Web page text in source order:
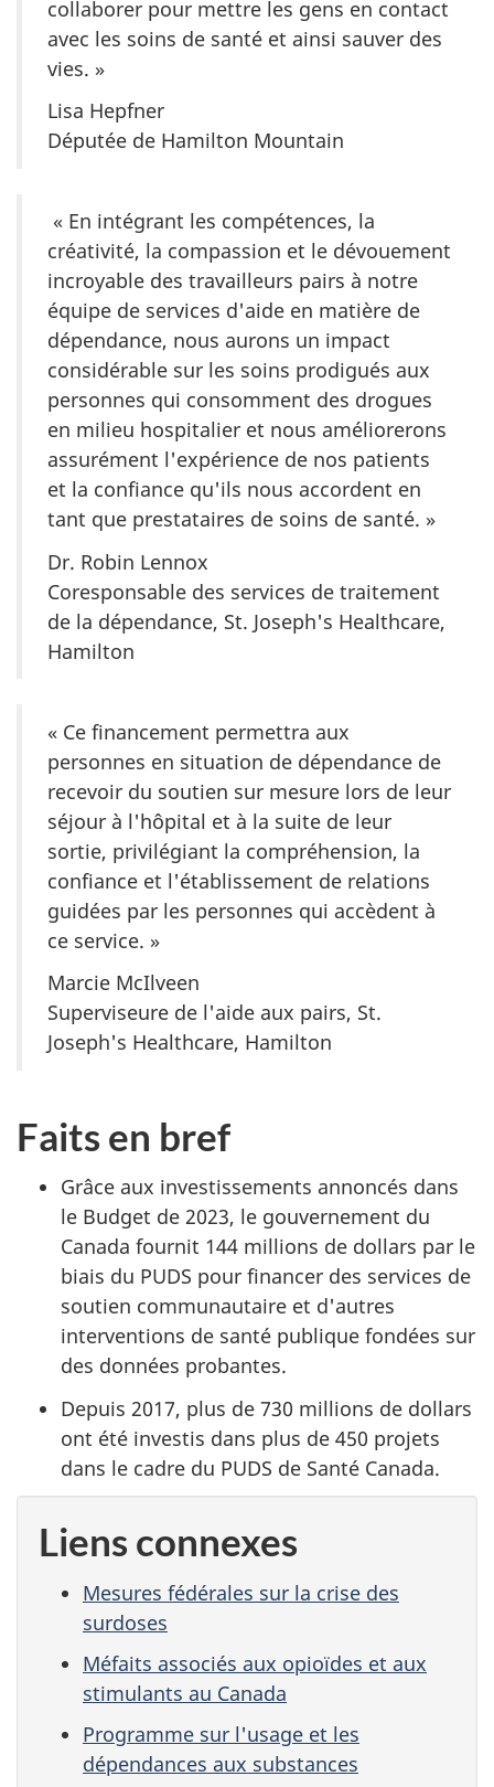
collaborer pour mettre les gens en contact
avec les soins de santé et ainsi sauver des
vies. »
Lisa Hepfner
Députée de Hamilton Mountain
« En intégrant les compétences, la
créativité, la compassion et le dévouement
incroyable des travailleurs pairs à notre
équipe de services d'aide en matière de
dépendance, nous aurons un impact
considérable sur les soins prodigués aux
personnes qui consomment des drogues
en milieu hospitalier et nous améliorerons
assurément l'expérience de nos patients
et la confiance qu'ils nous accordent en
tant que prestataires de soins de santé. »
Dr. Robin Lennox
Coresponsable des services de traitement
de la dépendance, St. Joseph's Healthcare,
Hamilton
« Ce financement permettra aux
personnes en situation de dépendance de
recevoir du soutien sur mesure lors de leur
séjour à l'hôpital et à la suite de leur
sortie, privilégiant la compréhension, la
confiance et l'établissement de relations
guidées par les personnes qui accèdent à
ce service. »
Marcie McIlveen
Superviseure de l'aide aux pairs, St.
Joseph's Healthcare, Hamilton
Faits en bref
Grâce aux investissements annoncés dans
le Budget de 2023, le gouvernement du
Canada fournit 144 millions de dollars par le
biais du PUDS pour financer des services de
soutien communautaire et d'autres
interventions de santé publique fondées sur
des données probantes.
Depuis 2017, plus de 730 millions de dollars
ont été investis dans plus de 450 projets
dans le cadre du PUDS de Santé Canada.
Liens connexes
Mesures fédérales sur la crise des
surdoses
Méfaits associés aux opioïdes et aux
stimulants au Canada
Programme sur l'usage et les
dépendances aux substances